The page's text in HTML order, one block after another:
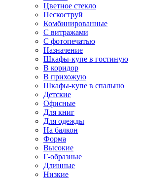
Цветное стекло
Пескоструй
Комбинированные
С витражами
С фотопечатью
Назначение
Шкафы-купе в гостиную
В коридор
В прихожую
Шкафы-купе в спальню
Детские
Офисные
Для книг
Для одежды
На балкон
Форма
Высокие
Г-образные
Длинные
Низкие